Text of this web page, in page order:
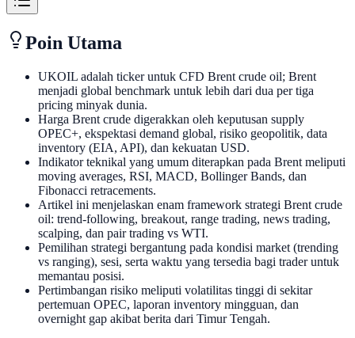
Poin Utama
UKOIL adalah ticker untuk CFD Brent crude oil; Brent
menjadi global benchmark untuk lebih dari dua per tiga
pricing minyak dunia.
Harga Brent crude digerakkan oleh keputusan supply
OPEC+, ekspektasi demand global, risiko geopolitik, data
inventory (EIA, API), dan kekuatan USD.
Indikator teknikal yang umum diterapkan pada Brent meliputi
moving averages, RSI, MACD, Bollinger Bands, dan
Fibonacci retracements.
Artikel ini menjelaskan enam framework strategi Brent crude
oil: trend-following, breakout, range trading, news trading,
scalping, dan pair trading vs WTI.
Pemilihan strategi bergantung pada kondisi market (trending
vs ranging), sesi, serta waktu yang tersedia bagi trader untuk
memantau posisi.
Pertimbangan risiko meliputi volatilitas tinggi di sekitar
pertemuan OPEC, laporan inventory mingguan, dan
overnight gap akibat berita dari Timur Tengah.